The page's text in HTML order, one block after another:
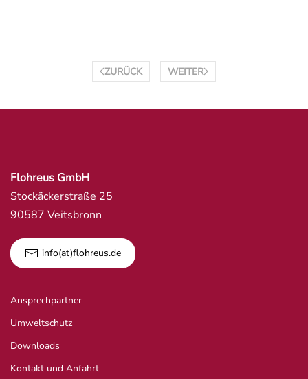
ZURÜCK WEITER
Flohreus GmbH
Stockäckerstraße 25
90587 Veitsbronn
info(at)flohreus.de
Ansprechpartner
Umweltschutz
Downloads
Kontakt und Anfahrt